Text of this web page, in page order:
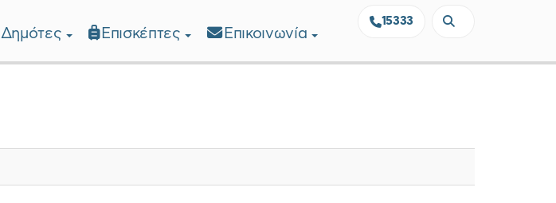
15333
Δημότες Επισκέπτες Επικοινωνία